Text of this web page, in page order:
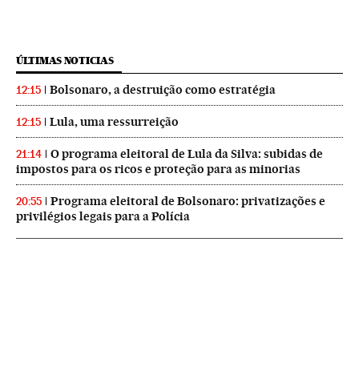
ÚLTIMAS NOTICIAS
12:15 Bolsonaro, a destruição como estratégia
12:15 Lula, uma ressurreição
21:14
O programa eleitoral de Lula da Silva: subidas de
impostos para os ricos e proteção para as minorias
20:55
Programa eleitoral de Bolsonaro: privatizações e
privilégios legais para a Polícia